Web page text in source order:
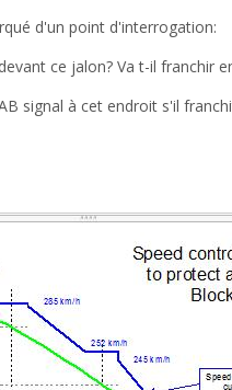
d'un point d'interrogation:
ce jalon? Va t-il franchir
signal à cet endroit s'il